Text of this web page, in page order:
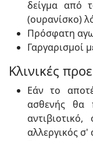
δείγμα από
(ουρανίσκο)
Πρόσφατη
Γαργαρισμοί
Κλινικές
Εάν το
ασθενής θα
αλλεργικός